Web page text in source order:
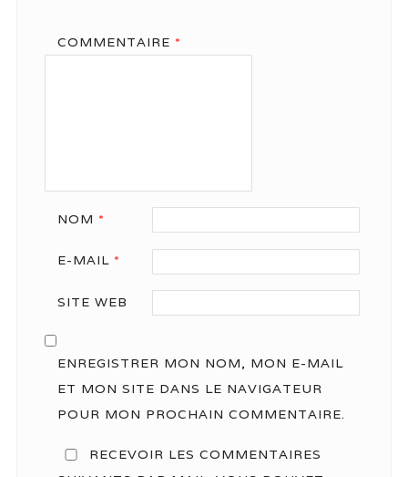
COMMENTAIRE *
NOM *
E-MAIL *
SITE WEB
ENREGISTRER MON NOM, MON E-MAIL
ET MON SITE DANS LE NAVIGATEUR
POUR MON PROCHAIN COMMENTAIRE.
RECEVOIR LES COMMENTAIRES